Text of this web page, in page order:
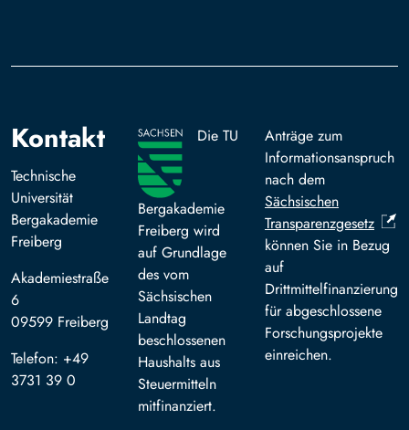
Kontakt
Technische
Universität
Bergakademie
Freiberg
Akademiestraße
6
09599 Freiberg
Telefon: +49
3731 39 0
Die TU
Bergakademie
Freiberg wird
auf Grundlage
des vom
Sächsischen
Landtag
beschlossenen
Haushalts aus
Steuermitteln
mitfinanziert.
Anträge zum
Informationsanspruch
nach dem
Sächsischen
Transparenzgesetz
können Sie in Bezug
auf
Drittmittelfinanzierung
für abgeschlossene
Forschungsprojekte
einreichen.